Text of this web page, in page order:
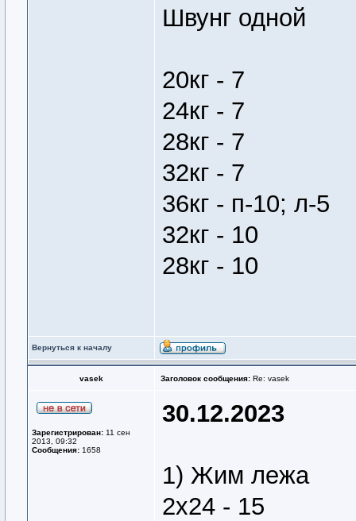
Швунг одной
20кг - 7
24кг - 7
28кг - 7
32кг - 7
36кг - п-10; л-5
32кг - 10
28кг - 10
Вернуться к началу
vasek Заголовок сообщения: Re: vasek
Зарегистрирован: 11 сен
2013, 09:32
Сообщения: 1658
30.12.2023
1) Жим лежа
2х24 - 15